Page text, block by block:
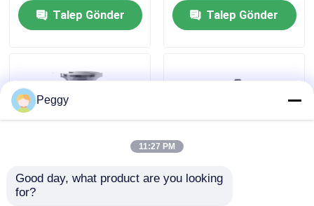
Bize ulaşın
Düz Yönlendirici Bit
Profil Yönlendirici Bit
Ortak Yönlendirici Bit
Talep Gönder
Talep Gönder
Pencere Bits Şaftlı
Peggy
11:27 PM
Good day, what product are you looking
for?